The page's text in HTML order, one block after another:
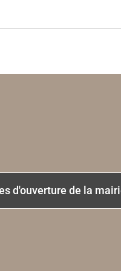
d'ouverture de la